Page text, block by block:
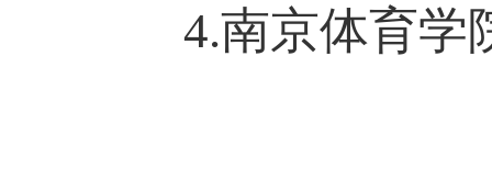
4.南京体育学